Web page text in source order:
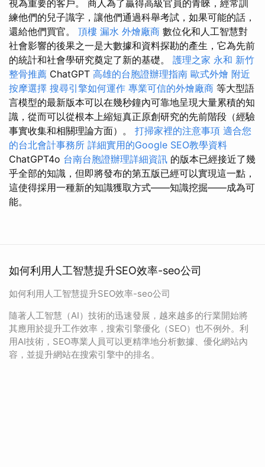
視為重要的客戶。 商人為了贏得高級官員的青睞，經常訓
練他們的兒子識字，讓他們通過科舉考試，如果可能的話，
還給他們買官。 頂樓 漏水 外燴廠商 數位化和人工智慧對
社會影響的後果之一是大數據和資料探勘的產生，它為先前
的統計和社會學研究奠定了新的基礎。 護理之家 永和 新竹
整骨推薦 ChatGPT 高雄的台胞證辦理指南 歐式外燴 附近
按摩選擇 搜尋引擎如何運作 專業可信的外燴廠商 等大型語
言模型的最新版本可以在幾秒鐘內可靠地呈現大量累積的知
識，從而可以從根本上縮短真正原創研究的先前階段（經驗
事實收集和相關理論方面）。 打掃家裡的注意事項 適合您
的台北會計事務所 詳細實用的Google SEO教學資料
ChatGPT4o 台南台胞證辦理詳細資訊 的版本已經接近了幾
乎全部的知識，但即將發布的第五版已經可以實現這一點，
這使得採用一種新的知識獲取方式——知識挖掘——成為可
能。
如何利用人工智慧提升SEO效率-seo公司
如何利用人工智慧提升SEO效率-seo公司
隨著人工智慧（AI）技術的迅速發展，越來越多的行業開始將
其應用於提升工作效率，搜索引擎優化（SEO）也不例外。利
用AI技術，SEO專業人員可以更精準地分析數據、優化網站內
容，並提升網站在搜索引擎中的排名。